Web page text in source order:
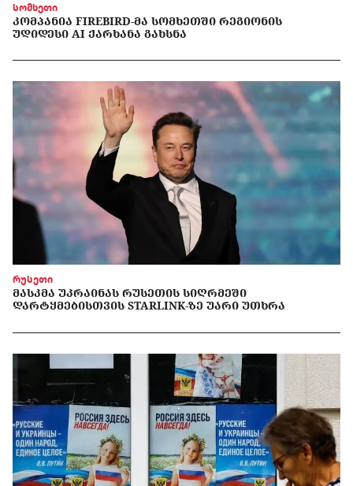
სომხეთი
ᲙᲝᲛᲞᲐᲜᲘᲐ FIREBIRD-ᲛᲐ ᲡᲝᲛᲮᲔᲗᲨᲘ ᲠᲔᲒᲘᲝᲜᲘᲡ
ᲣᲓᲘᲓᲔᲡᲘ AI ᲥᲐᲠᲮᲐᲜᲐ ᲒᲐᲮᲡᲜᲐ
რუსეთი
ᲛᲐᲡᲙᲛᲐ ᲣᲙᲠᲐᲘᲜᲐᲡ ᲠᲣᲡᲔᲗᲘᲡ ᲡᲘᲦᲠᲛᲔᲨᲘ
ᲓᲐᲠᲢᲧᲛᲔᲑᲘᲡᲗᲕᲘᲡ STARLINK-ᲖᲔ ᲣᲐᲠᲘ ᲣᲗᲮᲠᲐ